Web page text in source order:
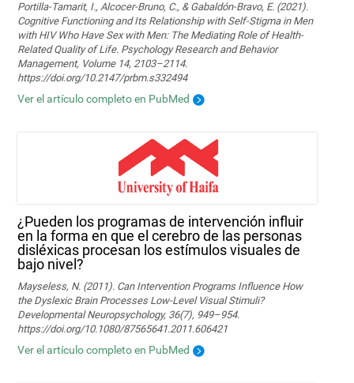
Portilla-Tamarit, I., Alcocer-Bruno, C., & Gabaldón-Bravo, E. (2021).
Cognitive Functioning and Its Relationship with Self-Stigma in Men
with HIV Who Have Sex with Men: The Mediating Role of Health-
Related Quality of Life. Psychology Research and Behavior
Management, Volume 14, 2103–2114.
https://doi.org/10.2147/prbm.s332494
Ver el artículo completo en PubMed
¿Pueden los programas de intervención influir
en la forma en que el cerebro de las personas
disléxicas procesan los estímulos visuales de
bajo nivel?
Mayseless, N. (2011). Can Intervention Programs Influence How
the Dyslexic Brain Processes Low-Level Visual Stimuli?
Developmental Neuropsychology, 36(7), 949–954.
https://doi.org/10.1080/87565641.2011.606421
Ver el artículo completo en PubMed